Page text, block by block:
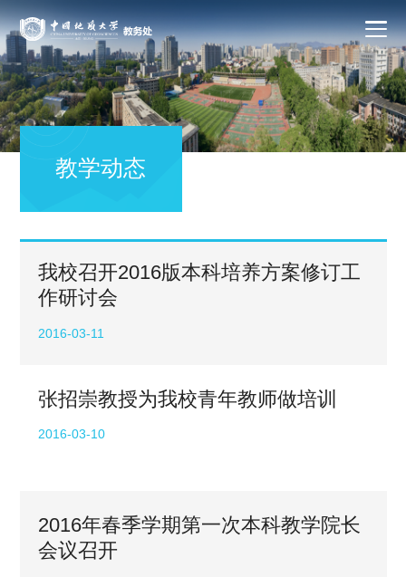
教学动态
我校召开2016版本科培养方案修订工
作研讨会
2016-03-11
张招崇教授为我校青年教师做培训
2016-03-10
2016年春季学期第一次本科教学院长
会议召开